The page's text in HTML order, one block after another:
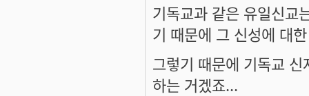
기독교과 같은 유일신교
기 때문에 그 신성에 대
그렇기 때문에 기독교
하는 거겠죠...